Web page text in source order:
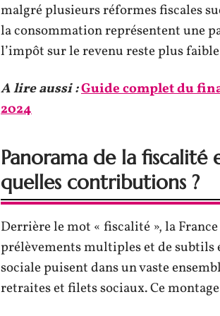
malgré plusieurs réformes fiscales
la consommation représentent une
l’impôt sur le revenu reste plus
A lire aussi :Guide complet du
2024
Panorama de la fiscalité
quelles contributions ?
Derrière le mot « fiscalité », la
prélèvements multiples et de subtils
sociale puisent dans un vaste
retraites et filets sociaux. Ce